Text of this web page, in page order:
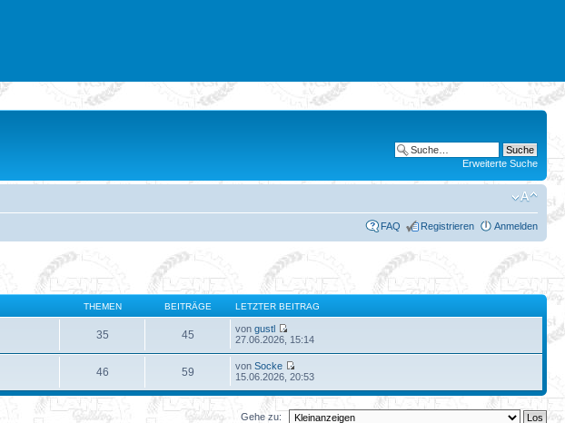
Erweiterte Suche
FAQ Registrieren Anmelden
THEMEN BEITRÄGE LETZTER BEITRAG
35 45 vongustl
27.06.2026, 15:14
46 59 vonSocke
15.06.2026, 20:53
Gehe zu: